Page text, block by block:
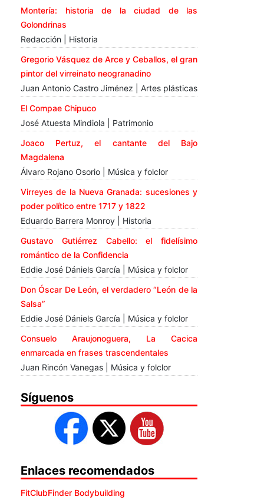
Montería: historia de la ciudad de las
Golondrinas
Redacción | Historia
Gregorio Vásquez de Arce y Ceballos, el gran
pintor del virreinato neogranadino
Juan Antonio Castro Jiménez | Artes plásticas
El Compae Chipuco
José Atuesta Mindiola | Patrimonio
Joaco Pertuz, el cantante del Bajo
Magdalena
Álvaro Rojano Osorio | Música y folclor
Virreyes de la Nueva Granada: sucesiones y
poder político entre 1717 y 1822
Eduardo Barrera Monroy | Historia
Gustavo Gutiérrez Cabello: el fidelísimo
romántico de la Confidencia
Eddie José Dániels García | Música y folclor
Don Óscar De León, el verdadero “León de la
Salsa”
Eddie José Dániels García | Música y folclor
Consuelo Araujonoguera, La Cacica
enmarcada en frases trascendentales
Juan Rincón Vanegas | Música y folclor
Síguenos
Enlaces recomendados
FitClubFinder Bodybuilding